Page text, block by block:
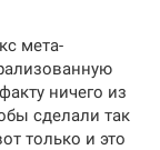
мета-
ничего из
сделали так
только и это